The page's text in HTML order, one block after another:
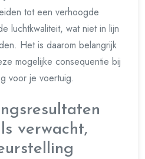
tot een verhoogde
luchtkwaliteit, wat niet in lijn
Het is daarom belangrijk
mogelijke consequentie bij
voor je voertuig.
verwacht,